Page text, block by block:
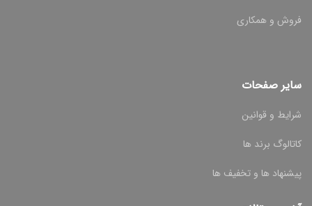
فروش و همکاری
سایر صفحات
شرایط و قوانین
کاتالوگ برند ها
پیشنهاد ها و تخفیف ها